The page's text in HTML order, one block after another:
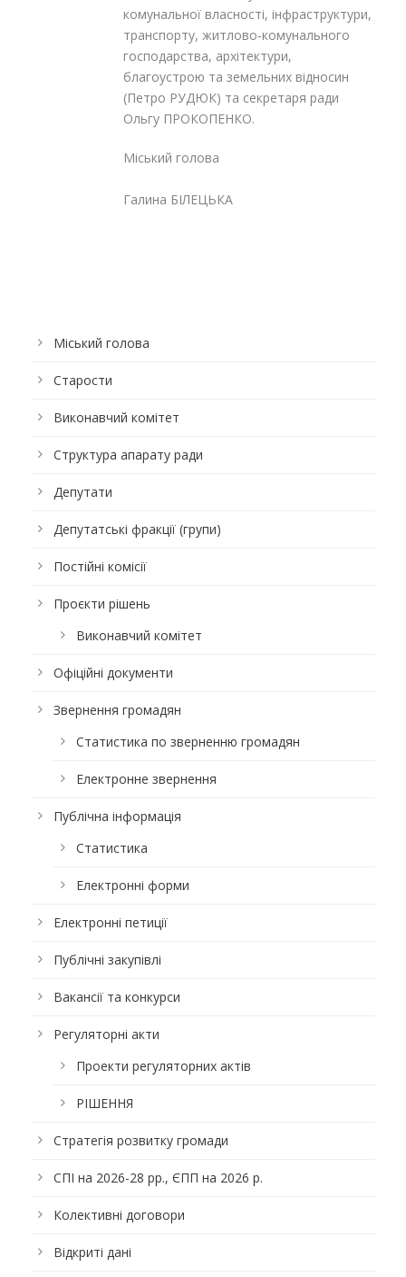
комунальної власності, інфраструктури,
транспорту, житлово-комунального
господарства, архітектури,
благоустрою та земельних відносин
(Петро РУДЮК) та секретаря ради
Ольгу ПРОКОПЕНКО.
Міський голова
Галина БІЛЕЦЬКА
Міський голова
Старости
Виконавчий комітет
Структура апарату ради
Депутати
Депутатські фракції (групи)
Постійні комісії
Проєкти рішень
Виконавчий комітет
Офіційні документи
Звернення громадян
Статистика по зверненню громадян
Електронне звернення
Публічна інформація
Статистика
Електронні форми
Електронні петиції
Публічні закупівлі
Вакансії та конкурси
Регуляторні акти
Проекти регуляторних актів
РІШЕННЯ
Стратегія розвитку громади
СПІ на 2026-28 рр., ЄПП на 2026 р.
Колективні договори
Відкриті дані